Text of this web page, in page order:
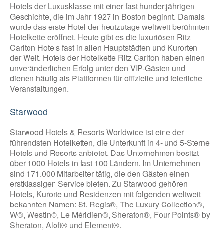
Hotels der Luxusklasse mit einer fast hundertjährigen
Geschichte, die im Jahr 1927 in Boston beginnt. Damals
wurde das erste Hotel der heutzutage weltweit berühmten
Hotelkette eröffnet. Heute gibt es die luxuriösen Ritz
Carlton Hotels fast in allen Hauptstädten und Kurorten
der Welt. Hotels der Hotelkette Ritz Carlton haben einen
unveränderlichen Erfolg unter den VIP-Gästen und
dienen häufig als Plattformen für offizielle und feierliche
Veranstaltungen.
Starwood
Starwood Hotels & Resorts Worldwide ist eine der
führendsten Hotelketten, die Unterkunft in 4- und 5-Sterne
Hotels und Resorts anbietet. Das Unternehmen besitzt
über 1000 Hotels in fast 100 Ländern. Im Unternehmen
sind 171.000 Mitarbeiter tätig, die den Gästen einen
erstklassigen Service bieten. Zu Starwood gehören
Hotels, Kurorte und Residenzen mit folgenden weltweit
bekannten Namen: St. Regis®, The Luxury Collection®,
W®, Westin®, Le Méridien®, Sheraton®, Four Points® by
Sheraton, Aloft® und Element®.